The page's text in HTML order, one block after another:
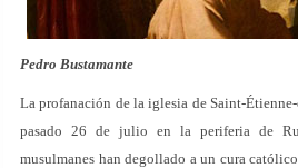
Pedro Bustamante
La profanación de la iglesia de Saint-
pasado 26 de julio en la periferia de
musulmanes han degollado a un cura